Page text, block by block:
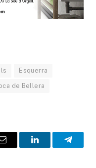
Esquerra
de Bellera
Email LinkedIn